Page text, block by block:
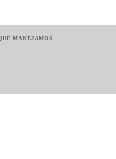
MANEJAMOS